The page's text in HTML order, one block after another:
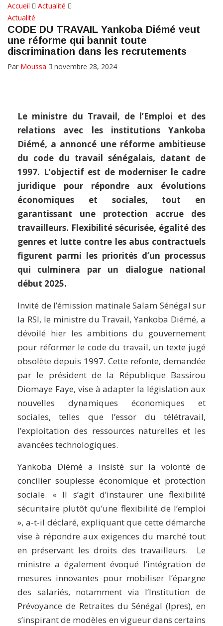
Accueil
Actualité
Actualité
CODE DU TRAVAIL Yankoba Diémé veut
une réforme qui bannit toute
discrimination dans les recrutements
Par Moussa novembre 28, 2024
Le ministre du Travail, de l’Emploi et des
relations avec les institutions Yankoba
Diémé, a annoncé une réforme ambitieuse
du code du travail sénégalais, datant de
1997. L’objectif est de moderniser le cadre
juridique pour répondre aux évolutions
économiques et sociales, tout en
garantissant une protection accrue des
travailleurs. Flexibilité sécurisée, égalité des
genres et lutte contre les abus contractuels
figurent parmi les priorités d’un processus
qui culminera par un dialogue national
début 2025.
Invité de l’émission matinale Salam Sénégal sur
la RSI, le ministre du Travail, Yankoba Diémé, a
dévoilé hier les ambitions du gouvernement
pour réformer le code du travail, un texte jugé
obsolète depuis 1997. Cette refonte, demandée
par le président de la République Bassirou
Diomaye Faye, vise à adapter la législation aux
nouvelles dynamiques économiques et
sociales, telles que l’essor du télétravail,
l’exploitation des ressources naturelles et les
avancées technologiques.
Yankoba Diémé a insisté sur la volonté de
concilier souplesse économique et protection
sociale. « Il s’agit d’instaurer une flexibilité
sécuritaire plutôt qu’une flexibilité de l’emploi
», a-t-il déclaré, expliquant que cette démarche
vise à répondre aux exigences du marché tout
en préservant les droits des travailleurs. Le
ministre a également évoqué l’intégration de
mesures innovantes pour mobiliser l’épargne
des salariés, notamment via l’Institution de
Prévoyance de Retraites du Sénégal (Ipres), en
s’inspirant de modèles en vigueur dans certains